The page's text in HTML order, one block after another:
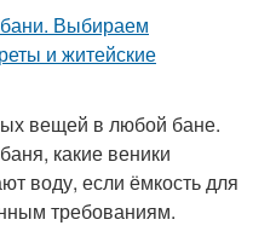
вещей в любой бане.
какие веники
воду, если ёмкость для
требованиям.